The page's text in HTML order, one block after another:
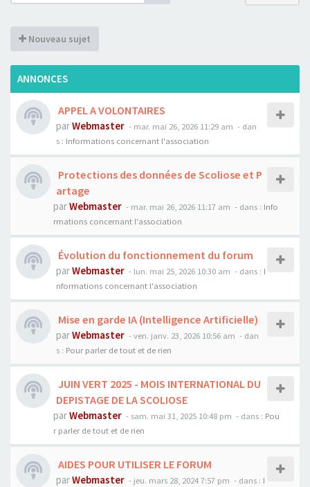
Nouveau sujet
ANNONCES
APPEL A VOLONTAIRES
parWebmaster - mar. mai 26, 2026 11:29 am - dan
s : Informations concernant l'association
Protections des données de Scoliose et P
artage
parWebmaster - mar. mai 26, 2026 11:17 am - dans : Info
rmations concernant l'association
Évolution du fonctionnement du forum
parWebmaster - lun. mai 25, 2026 10:30 am - dans : I
nformations concernant l'association
Mise en garde IA (Intelligence Artificielle)
parWebmaster - ven. janv. 23, 2026 10:56 am - dan
s : Pour parler de tout et de rien
JUIN VERT 2025 - MOIS INTERNATIONAL DU
DEPISTAGE DE LA SCOLIOSE
parWebmaster - sam. mai 31, 2025 10:48 pm - dans : Pou
r parler de tout et de rien
AIDES POUR UTILISER LE FORUM
parWebmaster - jeu. mars 28, 2024 7:57 pm - dans : I